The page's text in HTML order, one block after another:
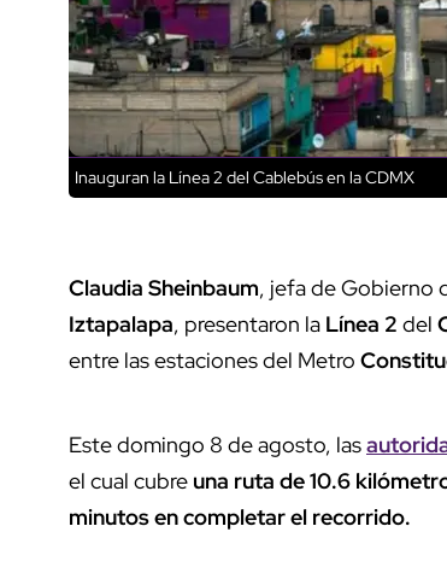
Inauguran la Línea 2 del Cablebús en la CDMX
Claudia Sheinbaum, jefa de Gobierno
Iztapalapa, presentaron la Línea 2 del
entre las estaciones del Metro
Este domingo 8 de agosto, las
el cual cubre una ruta de 10.6
minutos en completar el recorrido.